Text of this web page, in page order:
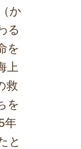
か
る
を
上
救
を
年
と